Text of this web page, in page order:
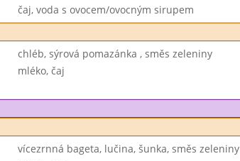
čaj, voda s ovocem/ovocným sirupem
chléb, sýrová pomazánka , směs zeleniny
mléko, čaj
vícezrnná bageta, lučina, šunka, směs zeleniny